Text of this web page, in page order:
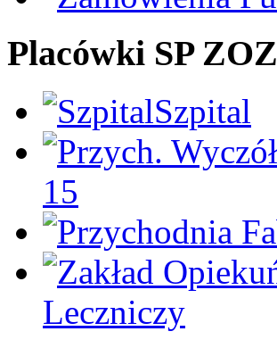
Placówki SP ZOZ
Szpital
15
Leczniczy